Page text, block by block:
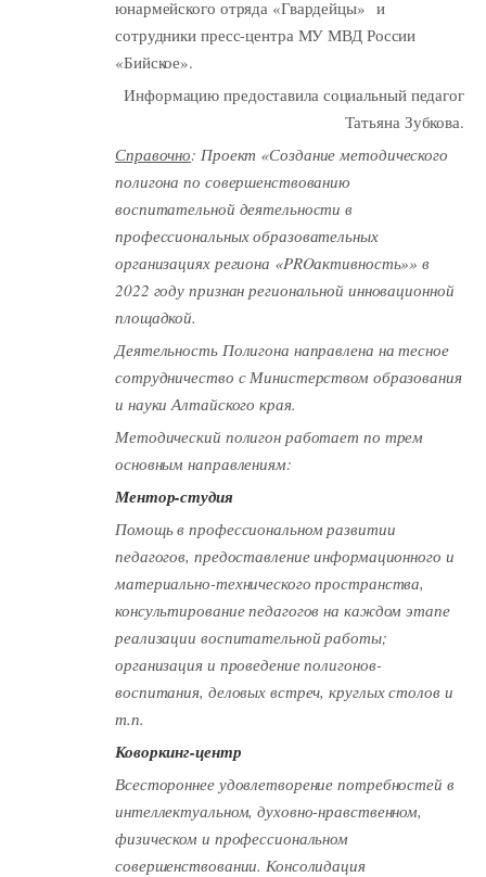
юнармейского отряда «Гвардейцы» и
сотрудники пресс-центра МУ МВД России
«Бийское».
Информацию предоставила социальный педагог
Татьяна Зубкова.
Справочно: Проект «Создание методического
полигона по совершенствованию
воспитательной деятельности в
профессиональных образовательных
организациях региона «PROактивность»» в
2022 году признан региональной инновационной
площадкой.
Деятельность Полигона направлена на тесное
сотрудничество с Министерством образования
и науки Алтайского края.
Методический полигон работает по трем
основным направлениям:
Ментор-студия
Помощь в профессиональном развитии
педагогов, предоставление информационного и
материально-технического пространства,
консультирование педагогов на каждом этапе
реализации воспитательной работы;
организация и проведение полигонов-
воспитания, деловых встреч, круглых столов и
т.п.
Коворкинг-центр
Всестороннее удовлетворение потребностей в
интеллектуальном, духовно-нравственном,
физическом и профессиональном
совершенствовании. Консолидация